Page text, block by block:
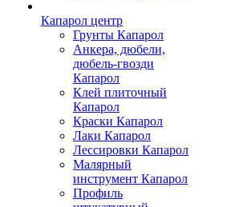
Капарол центр
Грунты Капарол
Анкера, дюбели,
дюбель-гвозди
Капарол
Клей плиточный
Капарол
Краски Капарол
Лаки Капарол
Лессировки Капарол
Малярный
инструмент Капарол
Профиль